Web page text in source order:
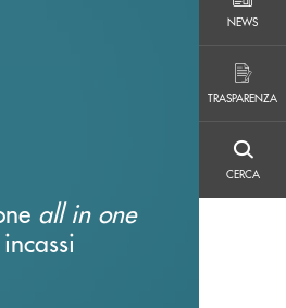
NEWS
TRASPARENZA
CERCA
all in one